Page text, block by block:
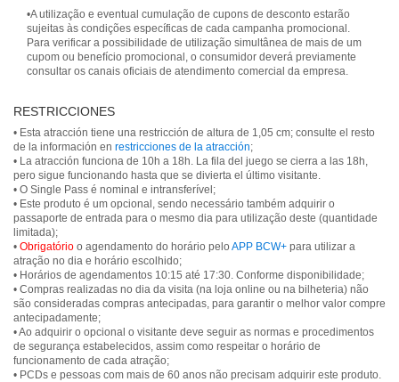
•A utilização e eventual cumulação de cupons de desconto estarão
sujeitas às condições específicas de cada campanha promocional.
Para verificar a possibilidade de utilização simultânea de mais de um
cupom ou benefício promocional, o consumidor deverá previamente
consultar os canais oficiais de atendimento comercial da empresa.
RESTRICCIONES
• Esta atracción tiene una restricción de altura de 1,05 cm; consulte el resto
de la información en restricciones de la atracción;
• La atracción funciona de 10h a 18h. La fila del juego se cierra a las 18h,
pero sigue funcionando hasta que se divierta el último visitante.
• O Single Pass é nominal e intransferível;
• Este produto é um opcional, sendo necessário também adquirir o
passaporte de entrada para o mesmo dia para utilização deste (quantidade
limitada);
• Obrigatório o agendamento do horário pelo APP BCW+ para utilizar a
atração no dia e horário escolhido;
• Horários de agendamentos 10:15 até 17:30. Conforme disponibilidade;
• Compras realizadas no dia da visita (na loja online ou na bilheteria) não
são consideradas compras antecipadas, para garantir o melhor valor compre
antecipadamente;
• Ao adquirir o opcional o visitante deve seguir as normas e procedimentos
de segurança estabelecidos, assim como respeitar o horário de
funcionamento de cada atração;
• PCDs e pessoas com mais de 60 anos não precisam adquirir este produto.